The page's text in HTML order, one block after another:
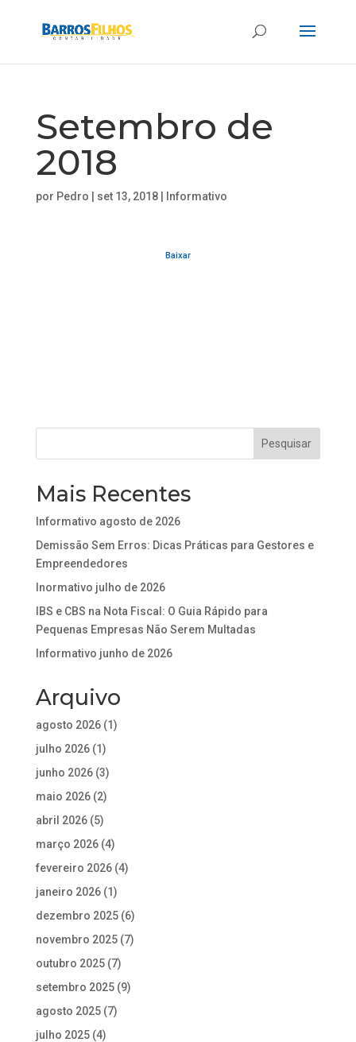
Setembro de
2018
por Pedro set 13, 2018| Informativo
Baixar
Mais Recentes
Informativo agosto de 2026
Demissão Sem Erros: Dicas Práticas para Gestores e
Empreendedores
Inormativo julho de 2026
IBS e CBS na Nota Fiscal: O Guia Rápido para
Pequenas Empresas Não Serem Multadas
Informativo junho de 2026
Arquivo
agosto 2026(1)
julho 2026(1)
junho 2026(3)
maio 2026(2)
abril 2026(5)
março 2026(4)
fevereiro 2026(4)
janeiro 2026(1)
dezembro 2025(6)
novembro 2025(7)
outubro 2025(7)
setembro 2025(9)
agosto 2025(7)
julho 2025(4)